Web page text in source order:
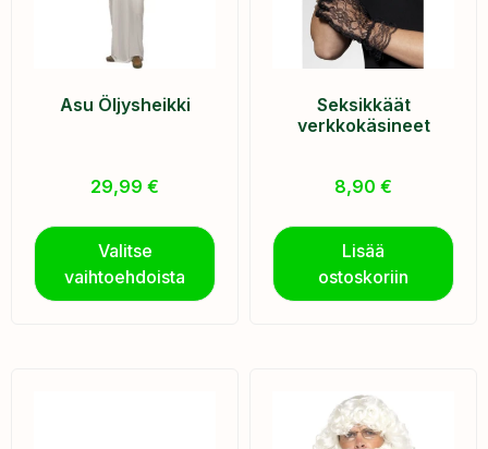
Asu Öljysheikki
29,99 €
Valitse
vaihtoehdoista
Seksikkäät
verkkokäsineet
8,90 €
Lisää
ostoskoriin